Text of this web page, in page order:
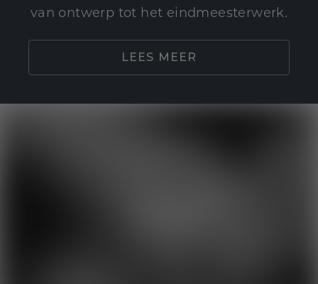
van ontwerp tot het eindmeesterwerk.
LEES MEER